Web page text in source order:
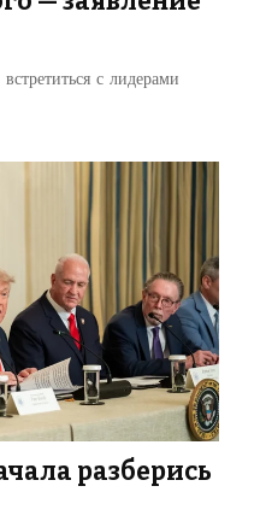
с лидерами
разберись